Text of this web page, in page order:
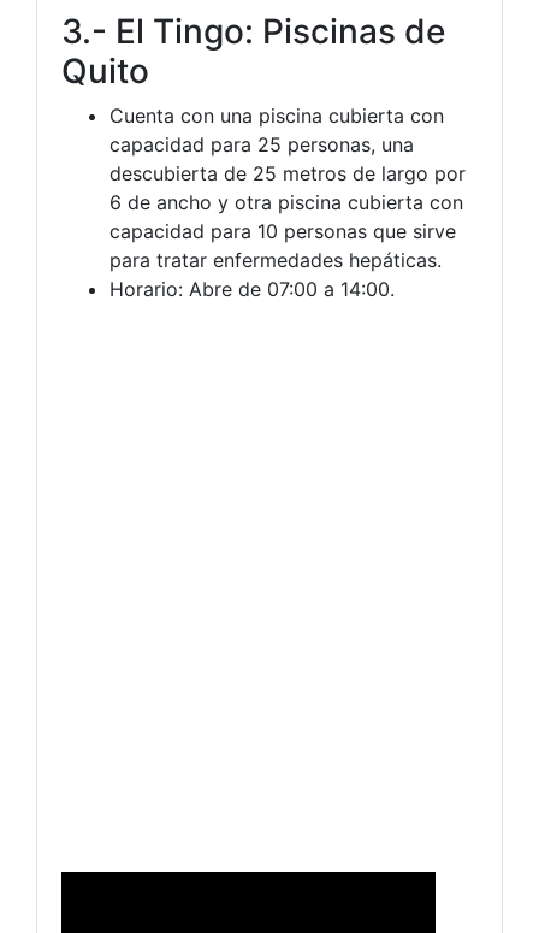
3.- El Tingo: Piscinas de
Quito
Cuenta con una piscina cubierta con
capacidad para 25 personas, una
descubierta de 25 metros de largo por
6 de ancho y otra piscina cubierta con
capacidad para 10 personas que sirve
para tratar enfermedades hepáticas.
Horario: Abre de 07:00 a 14:00.